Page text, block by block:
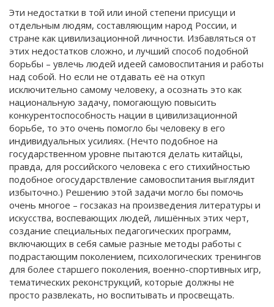
Эти недостатки в той или иной степени присущи и
отдельным людям, составляющим народ России, и
стране как цивилизационной личности. Избавляться от
этих недостатков сложно, и лучший способ подобной
борьбы – увлечь людей идеей самовоспитания и работы
над собой. Но если не отдавать её на откуп
исключительно самому человеку, а осознать это как
национальную задачу, помогающую повысить
конкурентоспособность нации в цивилизационной
борьбе, то это очень помогло бы человеку в его
индивидуальных усилиях. (Нечто подобное на
государственном уровне пытаются делать китайцы,
правда, для российского человека с его стихийностью
подобное огосударствление самовоспитания выглядит
избыточно.) Решению этой задачи могло бы помочь
очень многое – госзаказ на произведения литературы и
искусства, воспевающих людей, лишённых этих черт,
создание специальных педагогических программ,
включающих в себя самые разные методы работы с
подрастающим поколением, психологических тренингов
для более старшего поколения, военно-спортивных игр,
тематических реконструкций, которые должны не
просто развлекать, но воспитывать и просвещать.